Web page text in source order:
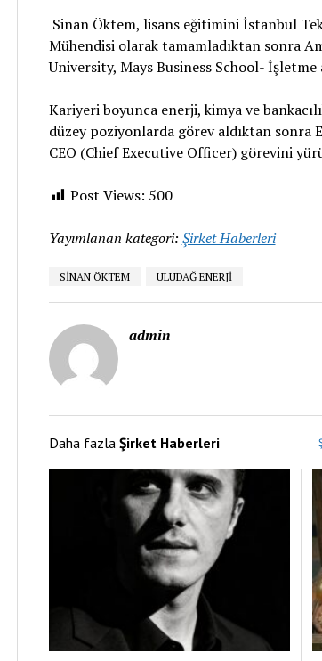
Sinan Öktem, lisans eğitimini İstanbul
Mühendisi olarak tamamladıktan sonra
University, Mays Business School- İşletme
Kariyeri boyunca enerji, kimya ve
düzey poziyonlarda görev aldıktan sonra
CEO (Chief Executive Officer) görevini
Post Views: 500
Yayımlanan kategori: Şirket Haberleri
SİNAN ÖKTEM ULUDAĞ ENERJİ
admin
Daha fazla Şirket Haberleri